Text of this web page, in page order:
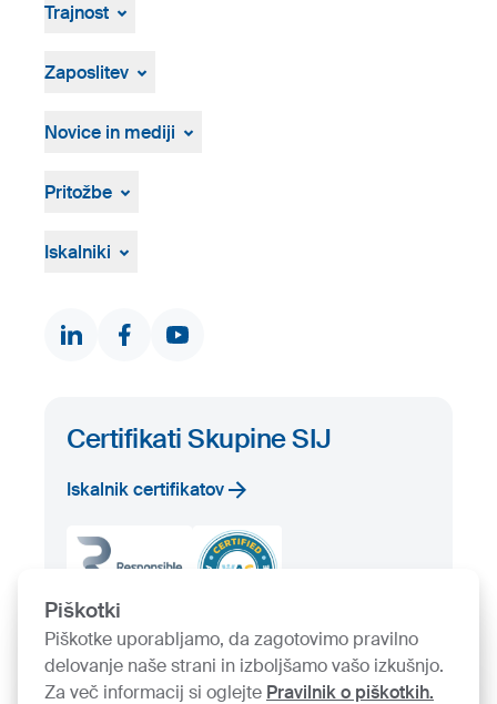
Piškotki
Piškotke uporabljamo, da zagotovimo pravilno
delovanje naše strani in izboljšamo vašo izkušnjo.
Za več informacij si oglejte Pravilnik o piškotkih.
Skupina SIJ
Proizvodnja in tehnologija
Osebna izkaznica
Trajnost
ResponsibleSteel
Zaposlitev
Postopek zaposlovanja
Novice in mediji
Medijsko središče
Pritožbe
Žvižgaštvo
Iskalniki
Iskalnik proizvodov
Certifikati Skupine SIJ
Iskalnik certifikatov